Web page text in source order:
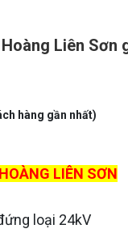
Liên Sơn
hàng gần nhất)
LIÊN SƠN
loại 24kV